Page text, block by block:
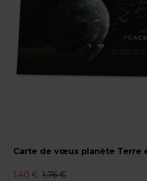
Carte de vœux planète Terre
1,40 € 1,76 €